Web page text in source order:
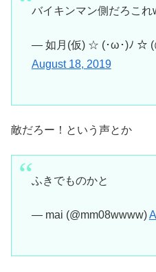
バイキンマン側だろこれ
— 如月(仮) ☆ (･ω･)ﾉ ☆
August 18, 2019
敵だろー！という声とか
ふきでものかと
— mai (@mm08wwww)